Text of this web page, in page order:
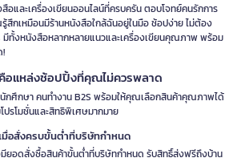
อและเครื่องเขียนออนไลน์ที่ครบครัน ตอบโจทย์คนรักการ
สึกเหมือนมีร้านหนังสือใกล้ฉันอยู่ในมือ ช้อปง่าย ไม่ต้อง
มีทั้งหนังสือหลากหลายแนวและเครื่องเขียนคุณภาพ พร้อม
!
คือแหล่งช้อปปิ้งที่คุณไม่ควรพลาด
นักศึกษา คนทำงาน B2S พร้อมให้คุณเลือกสินค้าคุณภาพได้
รโมชั่นและสิทธิพิเศษมากมาย
มื่อสั่งครบขั้นต่ำที่บริษัทกำหนด
ยอดสั่งซื้อสินค้าขั้นต่ำที่บริษัทกำหนด รับสิทธิ์ส่งฟรีถึงบ้าน